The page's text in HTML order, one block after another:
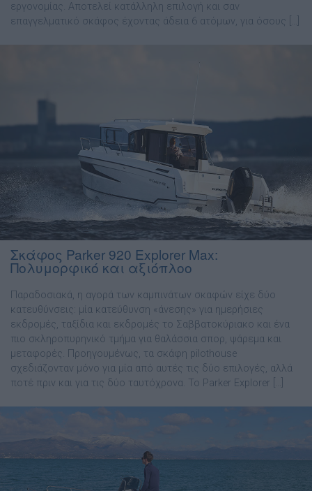
εργονοµίας. Αποτελεί κατάλληλη επιλογή και σαν
επαγγελµατικό σκάφος έχοντας άδεια 6 ατόµων, για όσους […]
Σκάφος Parker 920 Explorer Max:
Πολυμορφικό και αξιόπλοο
Παραδοσιακά, η αγορά των καµπινάτων σκαφών είχε δύο
κατευθύνσεις: µία κατεύθυνση «άνεσης» για ηµερήσιες
εκδροµές, ταξίδια και εκδροµές το Σαββατοκύριακο και ένα
πιο σκληροπυρηνικό τµήµα για θαλάσσια σπορ, ψάρεµα και
µεταφορές. Προηγουµένως, τα σκάφη pilothouse
σχεδιάζονταν µόνο για µία από αυτές τις δύο επιλογές, αλλά
ποτέ πριν και για τις δύο ταυτόχρονα. Το Parker Explorer […]